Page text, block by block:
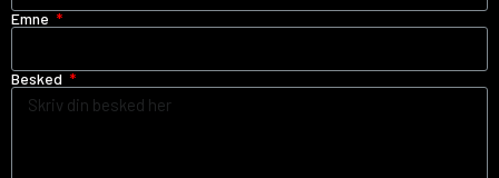
Emne
Besked